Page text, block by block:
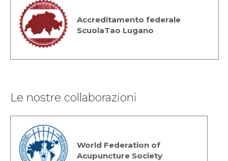
Accreditamento federale
ScuolaTao Lugano
Le nostre collaborazioni
World Federation of
Acupuncture Society